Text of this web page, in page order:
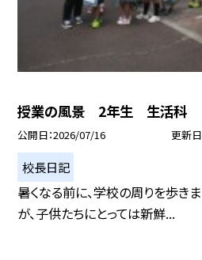
授業の風景 2年生 生活科
公開日 2026/07/16 更新日
校長日記
暑くなる前に、学校の周りを歩き
が、子供たちにとっては新鮮...